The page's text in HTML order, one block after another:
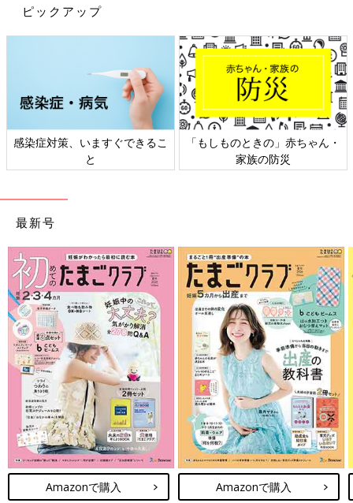
ピックアップ
感染症対策、いますぐできるこ
と
「もしものときの」赤ちゃん・
家族の防災
最新号
Amazonで購入 Amazonで購入